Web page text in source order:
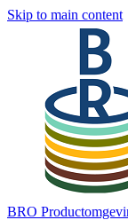
Skip to main content
BRO